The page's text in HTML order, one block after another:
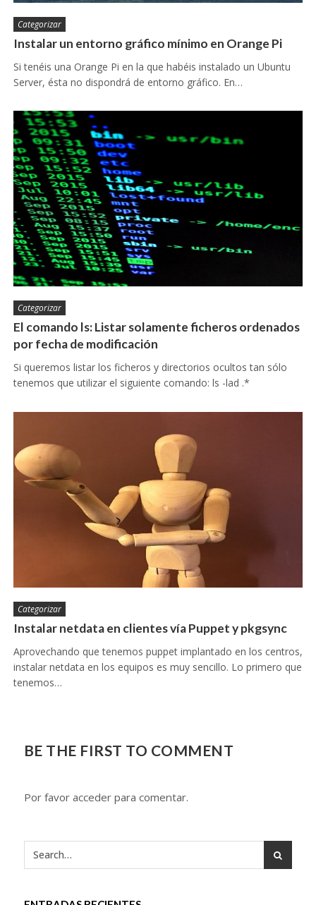
Categorizar
Instalar un entorno gráfico mínimo en Orange Pi
Si tenéis una Orange Pi en la que habéis instalado un Ubuntu
Server, ésta no dispondrá de entorno gráfico. En…
Categorizar
El comando ls: Listar solamente ficheros ordenados
por fecha de modificación
Si queremos listar los ficheros y directorios ocultos tan sólo
tenemos que utilizar el siguiente comando: ls -lad .*
Categorizar
Instalar netdata en clientes vía Puppet y pkgsync
Aprovechando que tenemos puppet implantado en los centros,
instalar netdata en los equipos es muy sencillo. Lo primero que
tenemos…
BE THE FIRST TO COMMENT
Por favor acceder para comentar.